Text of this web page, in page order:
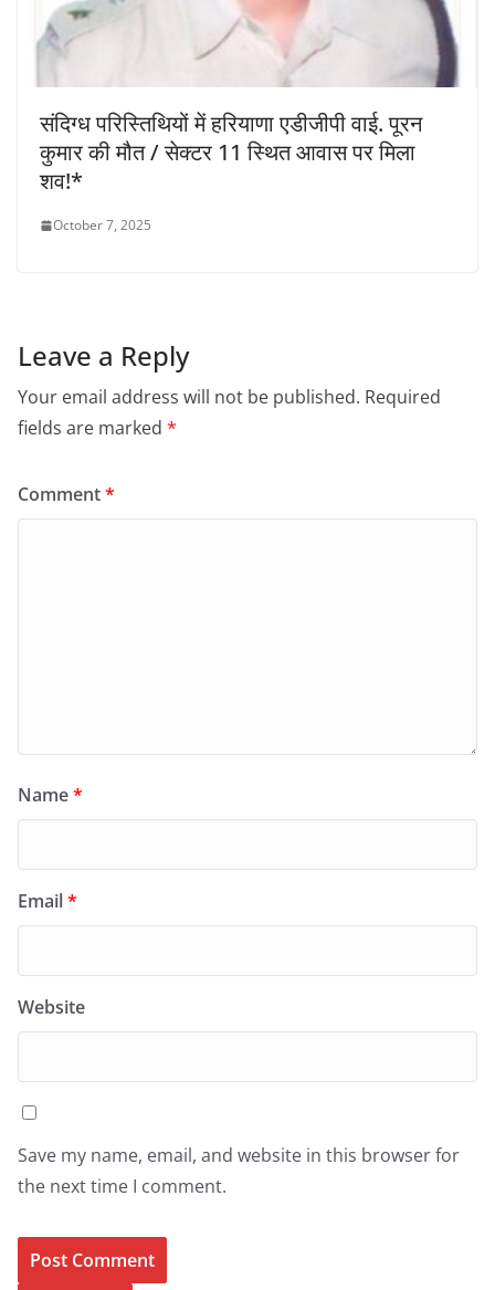
संदिग्ध परिस्तिथियों में हरियाणा एडीजीपी वाई. पूरन
कुमार की मौत / सेक्टर 11 स्थित आवास पर मिला
शव!*
October 7, 2025
Leave a Reply
Your email address will not be published. Required
fields are marked *
Comment*
Name*
Email*
Website
Save my name, email, and website in this browser for
the next time I comment.